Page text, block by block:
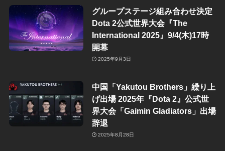
グループステージ組み合わせ決定
Dota 2公式世界大会『The
International 2025』9/4(木)17時
開幕
2025年9月3日
中国「Yakutou Brothers」繰り上
げ出場 2025年『Dota 2』公式世
界大会「Gaimin Gladiators」出場
辞退
2025年8月28日